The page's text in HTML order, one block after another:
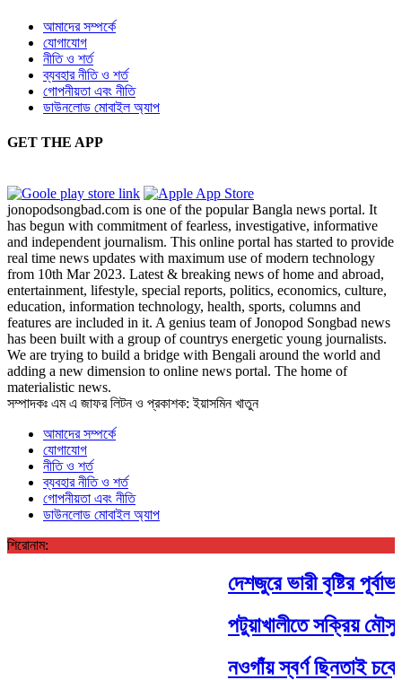
আমাদের সম্পর্কে
যোগাযোগ
নীতি ও শর্ত
ব্যবহার নীতি ও শর্ত
গোপনীয়তা এবং নীতি
ডাউনলোড মোবাইল অ্যাপ
GET THE APP
jonopodsongbad.com is one of the popular Bangla news portal. It
has begun with commitment of fearless, investigative, informative
and independent journalism. This online portal has started to provide
real time news updates with maximum use of modern technology
from 10th Mar 2023. Latest & breaking news of home and abroad,
entertainment, lifestyle, special reports, politics, economics, culture,
education, information technology, health, sports, columns and
features are included in it. A genius team of Jonopod Songbad news
has been built with a group of countrys energetic young journalists.
We are trying to build a bridge with Bengali around the world and
adding a new dimension to online news portal. The home of
materialistic news.
সম্পাদকঃ এম এ জাফর লিটন ও প্রকাশক: ইয়াসমিন খাতুন
আমাদের সম্পর্কে
যোগাযোগ
নীতি ও শর্ত
ব্যবহার নীতি ও শর্ত
গোপনীয়তা এবং নীতি
ডাউনলোড মোবাইল অ্যাপ
শিরোনাম:
দেশজুরে ভারী বৃষ্টির পূর্বাভাস
পটুয়াখালীতে সক্রিয়
নওগাঁয় স্বর্ণ ছিনতাই